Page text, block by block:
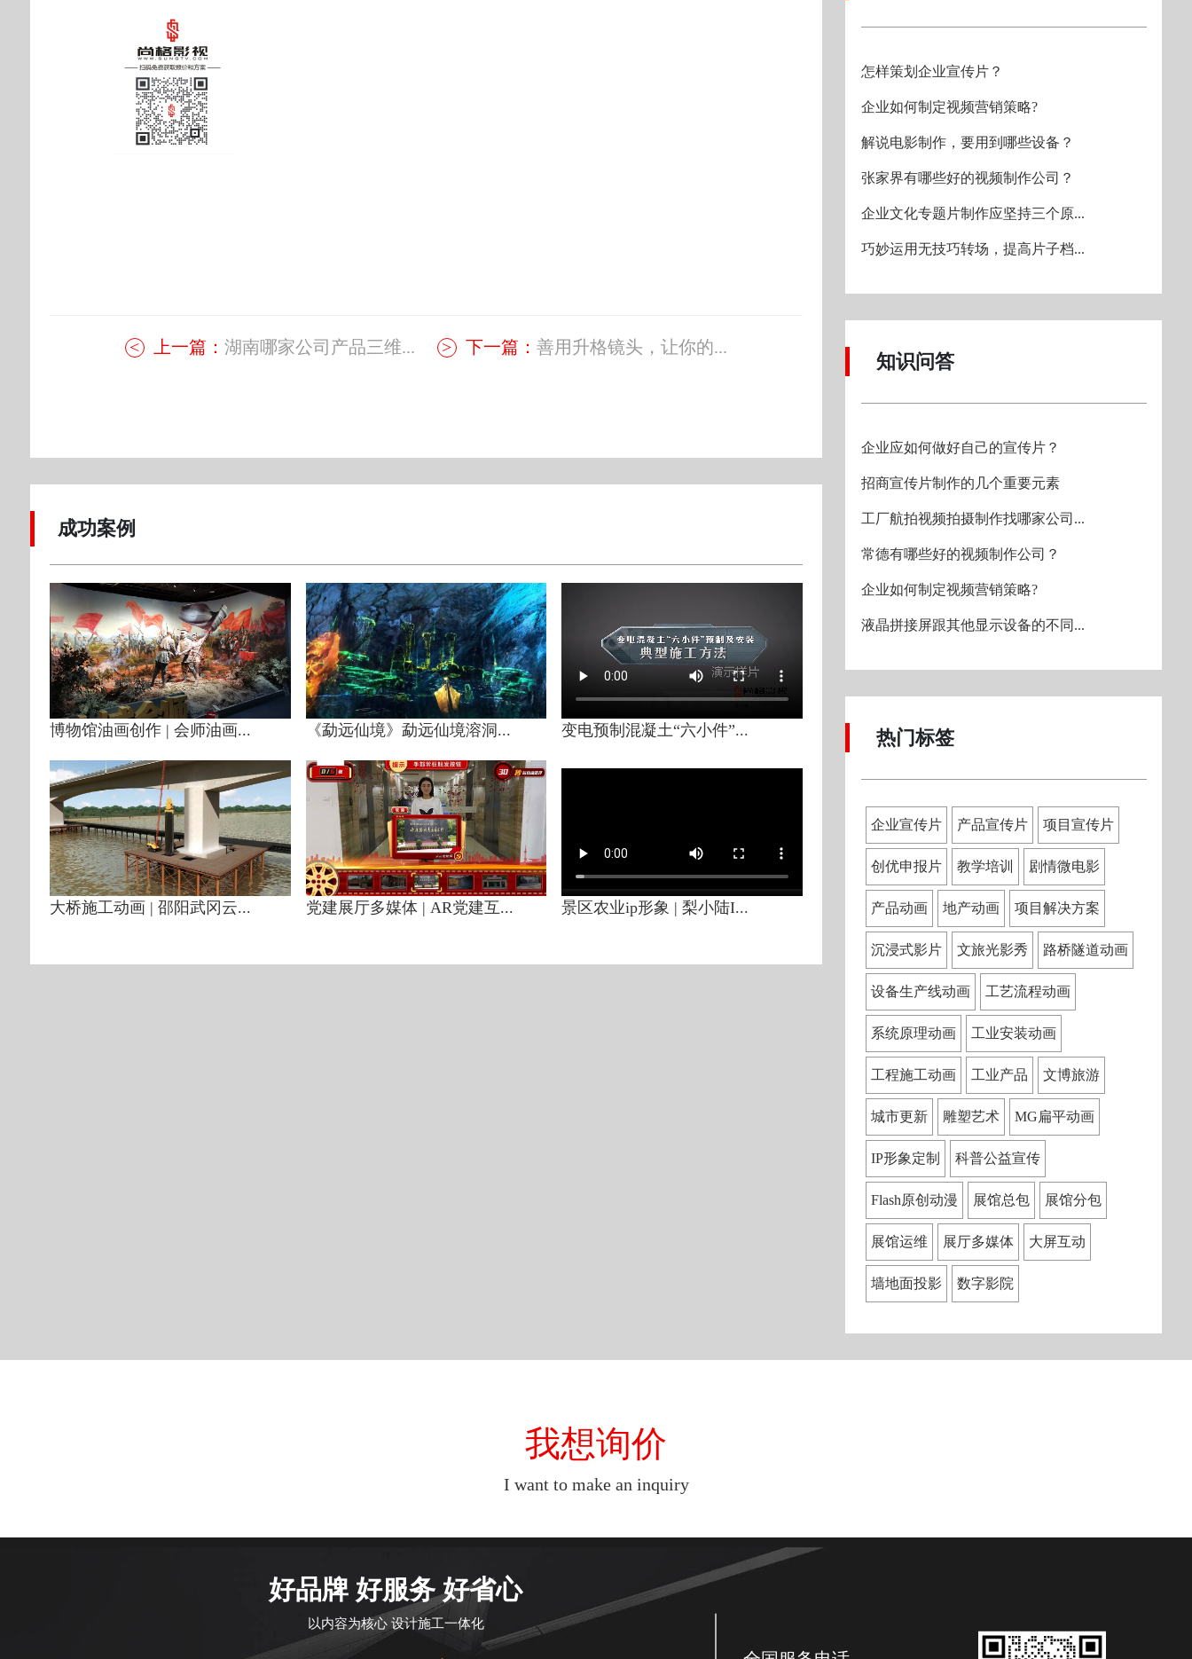
上一篇： 湖南哪家公司产品三维... 下一篇： 善用升格镜头，让你的...
成功案例
博物馆油画创作 | 会师油画... 《勐远仙境》勐远仙境溶洞... 变电预制混凝土“六小件”...
大桥施工动画 | 邵阳武冈云... 党建展厅多媒体 | AR党建互... 景区农业ip形象 | 梨小陆I...
怎样策划企业宣传片？
企业如何制定视频营销策略?
解说电影制作，要用到哪些设备？
张家界有哪些好的视频制作公司？
企业文化专题片制作应坚持三个原...
巧妙运用无技巧转场，提高片子档...
知识问答
企业应如何做好自己的宣传片？
招商宣传片制作的几个重要元素
工厂航拍视频拍摄制作找哪家公司...
常德有哪些好的视频制作公司？
企业如何制定视频营销策略?
液晶拼接屏跟其他显示设备的不同...
热门标签
企业宣传片 产品宣传片 项目宣传片
创优申报片 教学培训 剧情微电影
产品动画 地产动画 项目解决方案
沉浸式影片 文旅光影秀 路桥隧道动画
设备生产线动画 工艺流程动画
系统原理动画 工业安装动画
工程施工动画 工业产品 文博旅游
城市更新 雕塑艺术 MG扁平动画
IP形象定制 科普公益宣传
Flash原创动漫 展馆总包 展馆分包
展馆运维 展厅多媒体 大屏互动
墙地面投影 数字影院
我想询价
I want to make an inquiry
好品牌 好服务 好省心
以内容为核心 设计施工一体化